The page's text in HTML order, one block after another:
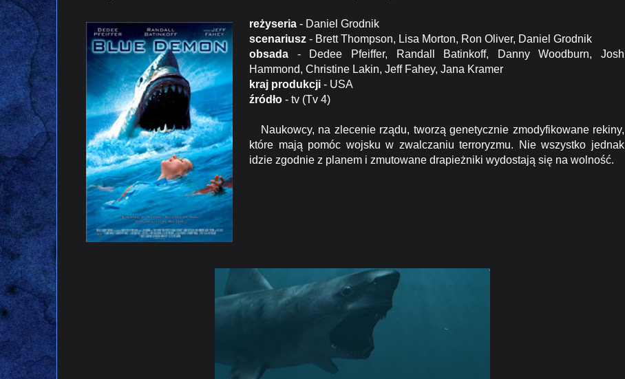
reżyseria - Daniel Grodnik
scenariusz - Brett Thompson, Lisa Morton, Ron Oliver, Daniel Grodnik
obsada - Dedee Pfeiffer, Randall Batinkoff, Danny Woodburn, Josh
Hammond, Christine Lakin, Jeff Fahey, Jana Kramer
kraj produkcji - USA
źródło - tv (Tv 4)
Naukowcy, na zlecenie rządu, tworzą genetycznie zmodyfikowane rekiny,
które mają pomóc wojsku w zwalczaniu terroryzmu. Nie wszystko jednak
idzie zgodnie z planem i zmutowane drapieżniki wydostają się na wolność.